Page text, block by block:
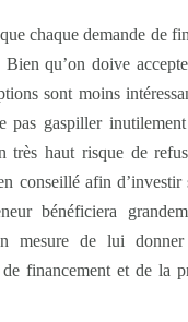
chaque demande de
qu’on doive
sont moins
pas gaspiller
très haut risque de
conseillé afin d’investir
bénéficiera
mesure de lui donner
financement et de la